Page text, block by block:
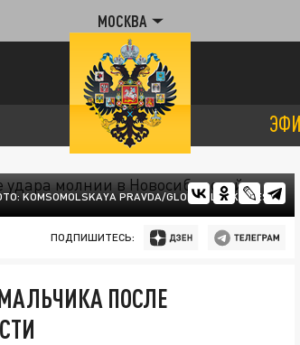
МОСКВА
KOMSOMOLSKAYA PRAVDA/GLOBAL LOOK PRESS
ПОДПИШИТЕСЬ:
ПОСЛЕ